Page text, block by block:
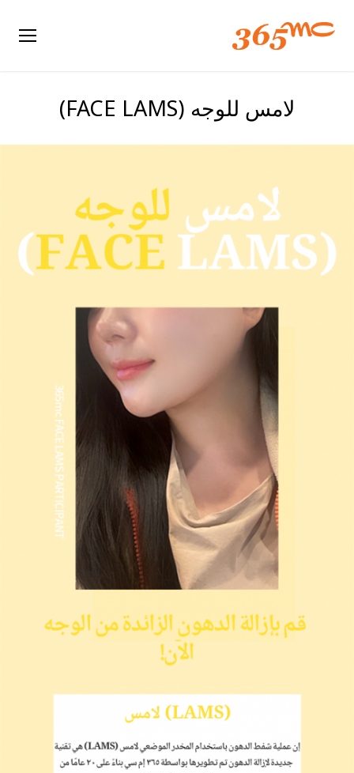
لامس للوجه (FACE LAMS)